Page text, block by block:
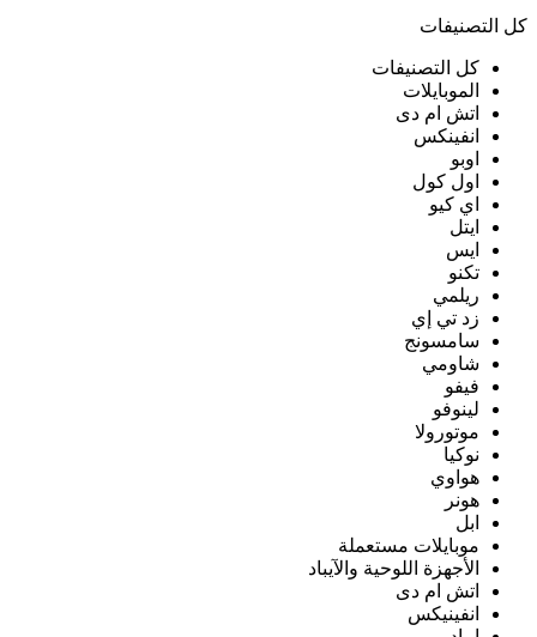
كل التصنيفات
كل التصنيفات
الموبايلات
اتش ام دى
انفينكس
اوبو
اول كول
اي كيو
ايتل
ايس
تكنو
ريلمي
زد تي إي
سامسونج
شاومي
فيفو
لينوفو
موتورولا
نوكيا
هواوي
هونر
ابل
موبايلات مستعملة
الأجهزة اللوحية والآيباد
اتش ام دى
انفينيكس